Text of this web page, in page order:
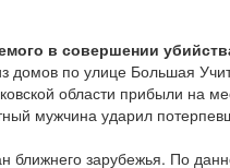
в совершении
домов по улице Большая
области прибыли на
мужчина ударил
зарубежья. По